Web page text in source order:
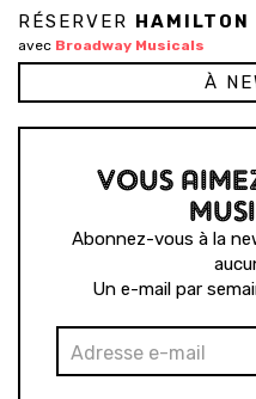
RÉSERVER HAMILTON
avec Broadway Musicals
À
VOUS
Abonnez-vous à la
Un e-mail par